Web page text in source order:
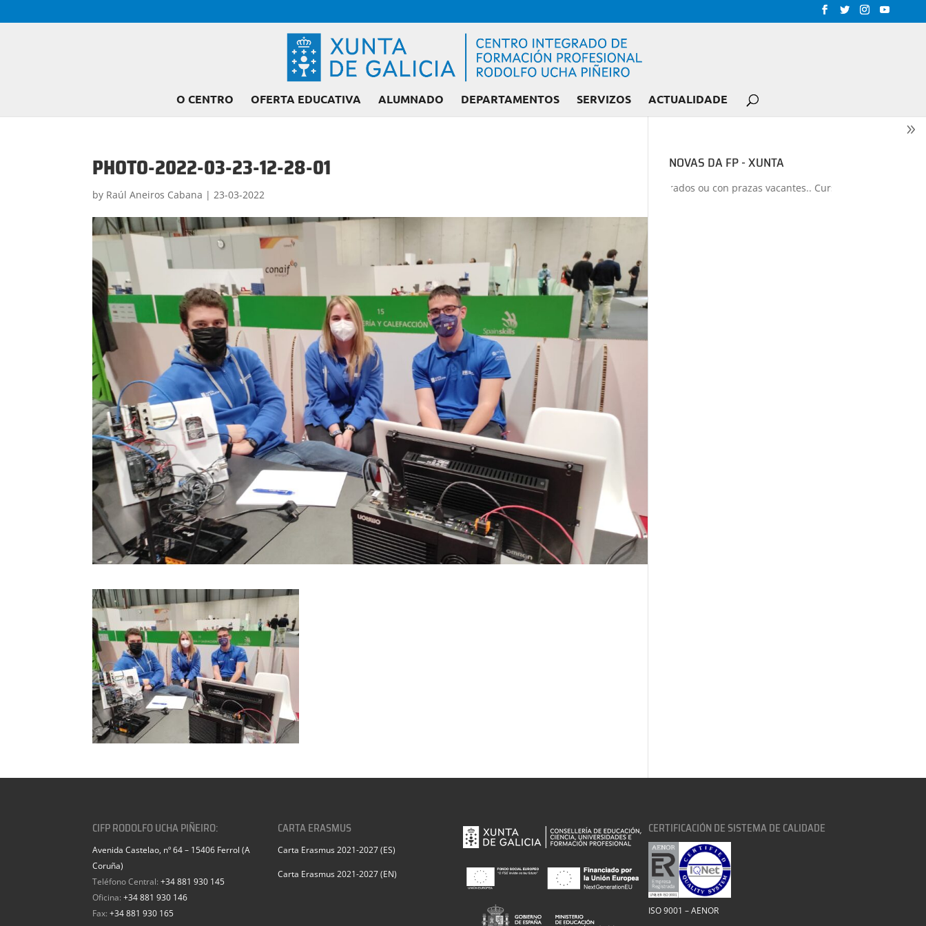
O CENTRO OFERTA EDUCATIVA ALUMNADO DEPARTAMENTOS SERVIZOS ACTUALIDADE
PHOTO-2022-03-23-12-28-01
by Raúl Aneiros Cabana |23-03-2022
NOVAS DA FP - XUNTA
Admisión FP: Ciclos liberados ou con prazas vacantes.. Curso 2026-2027
CIFP RODOLFO UCHA PIÑEIRO:
Avenida Castelao, nº 64 – 15406 Ferrol (A
Coruña)
Teléfono Central:+34 881 930 145
Oficina:+34 881 930 146
Fax:+34 881 930 165
CARTA ERASMUS
Carta Erasmus 2021-2027 (ES)
Carta Erasmus 2021-2027 (EN)
CERTIFICACIÓN DE SISTEMA DE CALIDADE
ISO 9001 – AENOR